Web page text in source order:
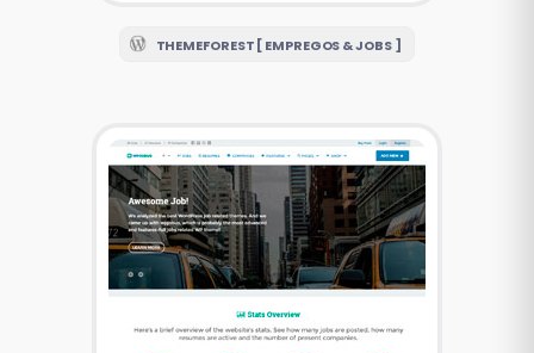
THEMEFOREST [ EMPREGOS & JOBS ]